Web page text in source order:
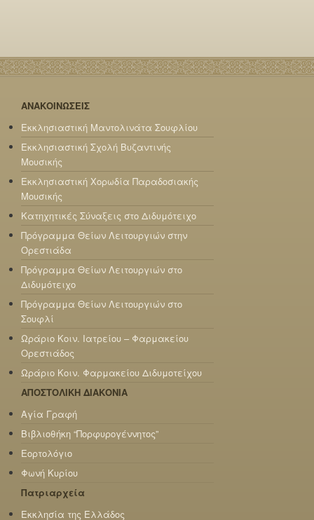
ΑΝΑΚΟΙΝΩΣΕΙΣ
Εκκλησιαστική Μαντολινάτα Σουφλίου
Εκκλησιαστική Σχολή Βυζαντινής
Μουσικής
Εκκλησιαστική Χορωδία Παραδοσιακής
Μουσικής
Κατηχητικές Σύναξεις στο Διδυμότειχο
Πρόγραμμα Θείων Λειτουργιών στην
Ορεστιάδα
Πρόγραμμα Θείων Λειτουργιών στο
Διδυμότειχο
Πρόγραμμα Θείων Λειτουργιών στο
Σουφλί
Ωράριο Κοιν. Ιατρείου – Φαρμακείου
Ορεστιάδος
Ωράριο Κοιν. Φαρμακείου Διδυμοτείχου
ΑΠΟΣΤΟΛΙΚΗ ΔΙΑΚΟΝΙΑ
Αγία Γραφή
Βιβλιοθήκη “Πορφυρογέννητος”
Εορτολόγιο
Φωνή Κυρίου
Πατριαρχεία
Εκκλησία της Ελλάδος